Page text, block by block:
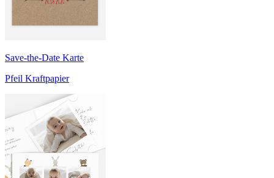
Save-the-Date Karte
Pfeil Kraftpapier